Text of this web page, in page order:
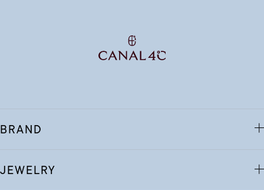
BRAND
JEWELRY